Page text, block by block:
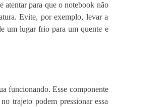
atentar para que o notebook não
Evite, por exemplo, levar a
um lugar frio para um quente e
funcionando. Esse componente
trajeto podem pressionar essa